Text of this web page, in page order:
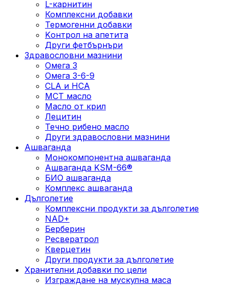
L-карнитин
Комплексни добавки
Термогенни добавки
Kонтрол на апетита
Други фетбърнъри
Здравословни мазнини
Омега 3
Омега 3-6-9
CLA и HCA
МСТ масло
Масло от крил
Лецитин
Течно рибено масло
Други здравословни мазнини
Ашваганда
Монокомпонентна ашваганда
Ашваганда KSM-66®
БИО ашваганда
Комплекс ашваганда
Дълголетие
Комплексни продукти за дълголетие
NAD+
Берберин
Ресвератрол
Кверцетин
Други продукти за дълголетие
Хранителни добавки по цели
Изграждане на мускулна маса